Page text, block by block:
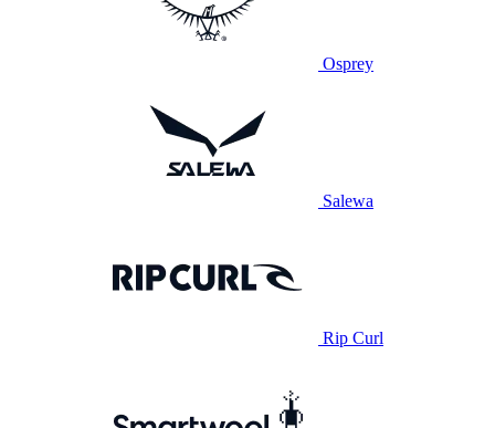
Osprey
Salewa
Rip Curl